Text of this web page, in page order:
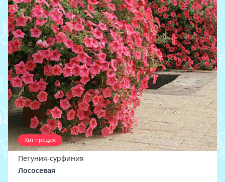
Хит продаж
Петуния-сурфиния
Лососевая